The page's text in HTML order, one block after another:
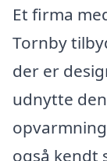
Et firma
Tornby
der er
udnytte
også kendt